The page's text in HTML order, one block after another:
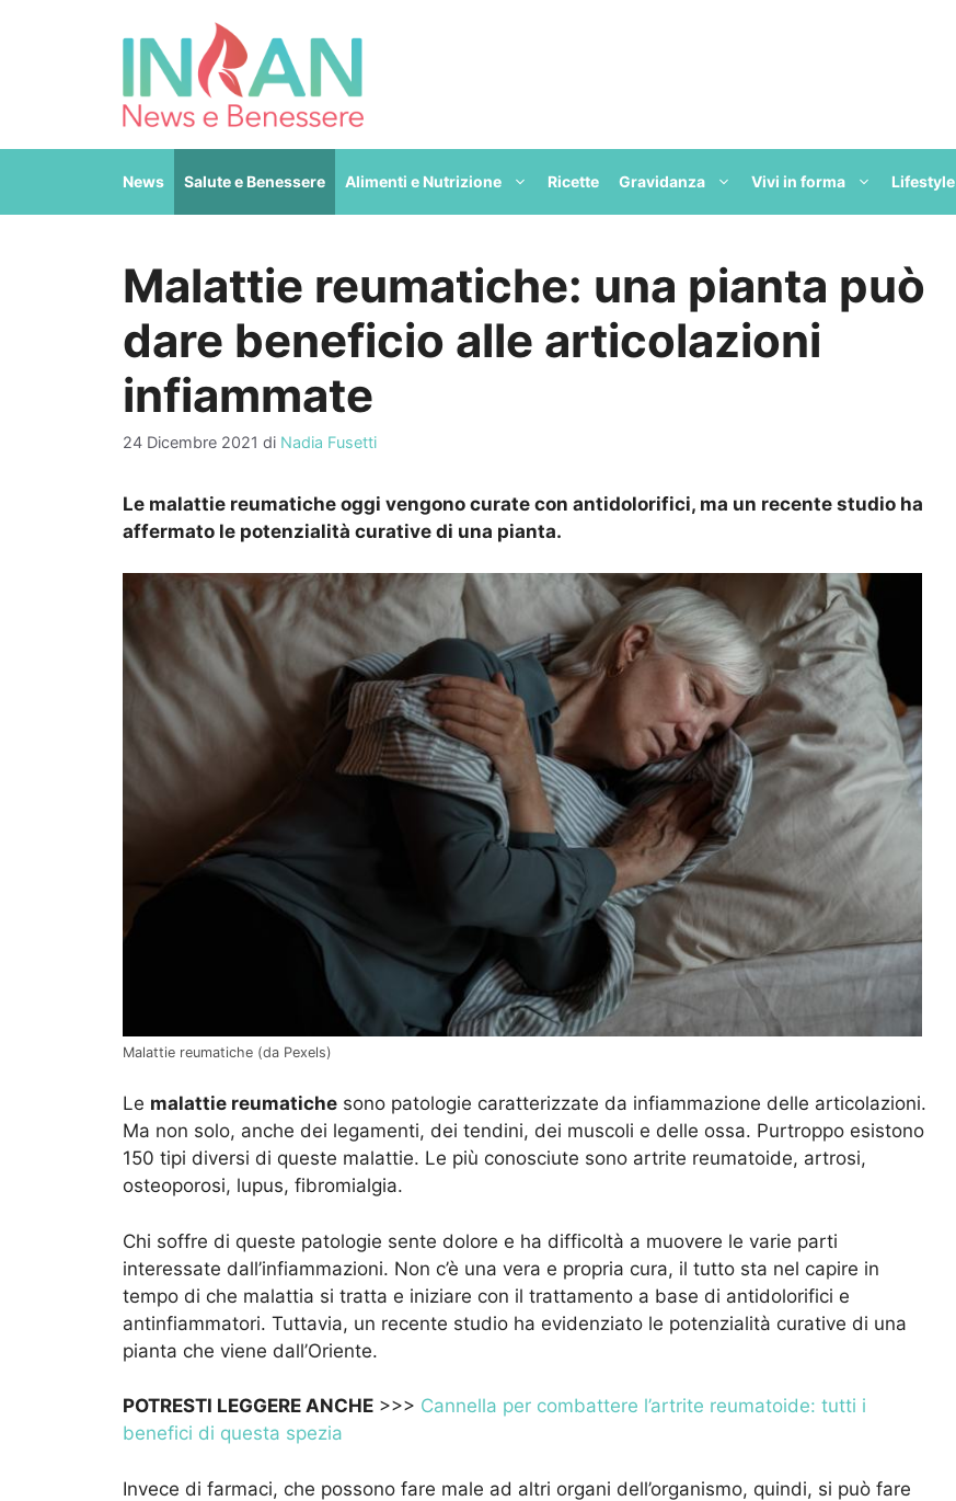
News Salute e Benessere Alimenti e Nutrizione Ricette Gravidanza Vivi in forma Lifestyle
Malattie reumatiche: una pianta può
dare beneficio alle articolazioni
infiammate
24 Dicembre 2021 di Nadia Fusetti
Le malattie reumatiche oggi vengono curate con antidolorifici, ma un recente studio ha
affermato le potenzialità curative di una pianta.
Malattie reumatiche (da Pexels)
Le malattie reumatiche sono patologie caratterizzate da infiammazione delle articolazioni.
Ma non solo, anche dei legamenti, dei tendini, dei muscoli e delle ossa. Purtroppo esistono
150 tipi diversi di queste malattie. Le più conosciute sono artrite reumatoide, artrosi,
osteoporosi, lupus, fibromialgia.
Chi soffre di queste patologie sente dolore e ha difficoltà a muovere le varie parti
interessate dall’infiammazioni. Non c’è una vera e propria cura, il tutto sta nel capire in
tempo di che malattia si tratta e iniziare con il trattamento a base di antidolorifici e
antinfiammatori. Tuttavia, un recente studio ha evidenziato le potenzialità curative di una
pianta che viene dall’Oriente.
POTRESTI LEGGERE ANCHE >>> Cannella per combattere l’artrite reumatoide: tutti i
benefici di questa spezia
Invece di farmaci, che possono fare male ad altri organi dell’organismo, quindi, si può fare